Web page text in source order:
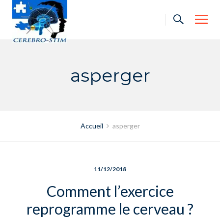
Skip
content
asperger
Accueil asperger
11/12/2018
Comment l’exercice
reprogramme le cerveau ?